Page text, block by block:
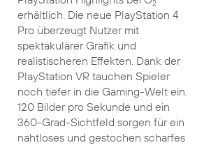
2
erhältlich. Die neue PlayStation 4
Pro überzeugt Nutzer mit
spektakulärer Grafik und
realistischeren Effekten. Dank der
PlayStation VR tauchen Spieler
noch tiefer in die Gaming-Welt ein.
120 Bilder pro Sekunde und ein
360-Grad-Sichtfeld sorgen für ein
nahtloses und gestochen scharfes